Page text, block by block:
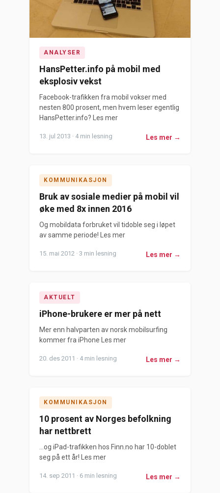
ANALYSER
HansPetter.info på mobil med
eksplosiv vekst
Facebook-trafikken fra mobil vokser med
nesten 800 prosent, men hvem leser egentlig
HansPetter.info? Les mer
13. jul 2013 · 4 min lesning Les mer →
KOMMUNIKASJON
Bruk av sosiale medier på mobil vil
øke med 8x innen 2016
Og mobildata forbruket vil tidoble seg i løpet
av samme periode! Les mer
15. mai 2012 · 3 min lesning Les mer →
AKTUELT
iPhone-brukere er mer på nett
Mer enn halvparten av norsk mobilsurfing
kommer fra iPhone Les mer
20. des 2011 · 4 min lesning Les mer →
KOMMUNIKASJON
10 prosent av Norges befolkning
har nettbrett
…og iPad-trafikken hos Finn.no har 10-doblet
seg på ett år! Les mer
14. sep 2011 · 6 min lesning Les mer →